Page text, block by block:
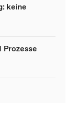
keine
Prozesse